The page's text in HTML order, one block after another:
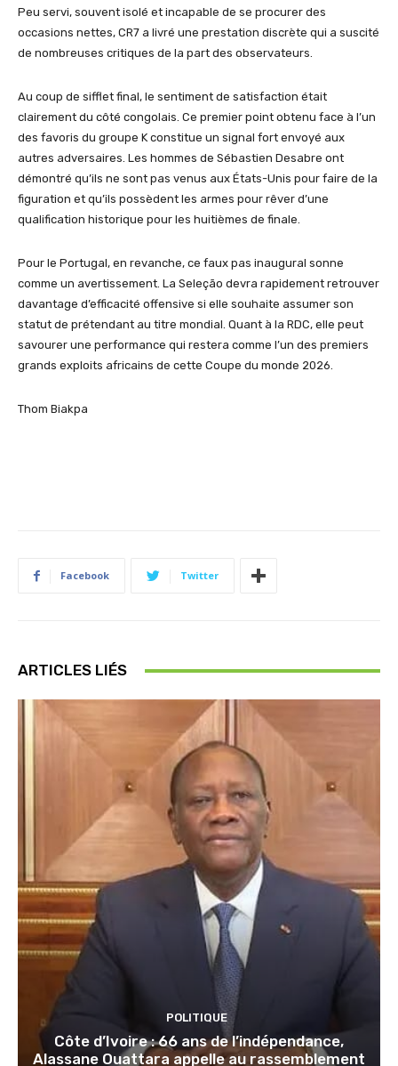
Peu servi, souvent isolé et incapable de se procurer des
occasions nettes, CR7 a livré une prestation discrète qui a suscité
de nombreuses critiques de la part des observateurs.
Au coup de sifflet final, le sentiment de satisfaction était
clairement du côté congolais. Ce premier point obtenu face à l’un
des favoris du groupe K constitue un signal fort envoyé aux
autres adversaires. Les hommes de Sébastien Desabre ont
démontré qu’ils ne sont pas venus aux États-Unis pour faire de la
figuration et qu’ils possèdent les armes pour rêver d’une
qualification historique pour les huitièmes de finale.
Pour le Portugal, en revanche, ce faux pas inaugural sonne
comme un avertissement. La Seleção devra rapidement retrouver
davantage d’efficacité offensive si elle souhaite assumer son
statut de prétendant au titre mondial. Quant à la RDC, elle peut
savourer une performance qui restera comme l’un des premiers
grands exploits africains de cette Coupe du monde 2026.
Thom Biakpa
Facebook Twitter
ARTICLES LIÉS
POLITIQUE
Côte d’Ivoire : 66 ans de l’indépendance,
Alassane Ouattara appelle au rassemblement